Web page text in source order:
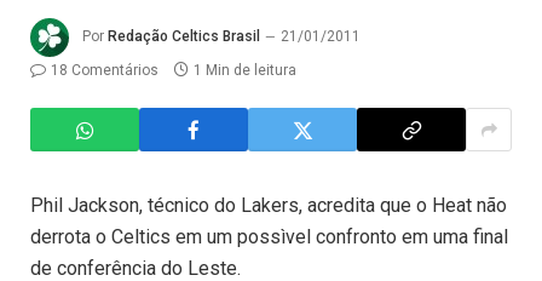
Por Redação Celtics Brasil
21/01/2011
18 Comentários
1 Min de leitura
Phil Jackson, técnico do Lakers, acredita que o Heat não
derrota o Celtics em um possìvel confronto em uma final
de conferência do Leste.